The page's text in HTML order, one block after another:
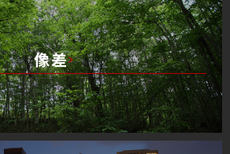
像差